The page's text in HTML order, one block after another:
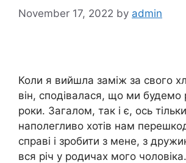
November 17, 2022 by admin
Коли я вийшла заміж за свого
він, сподівалася, що ми будемо
роки. Загалом, так і є, ось
наполегливо хотів нам
справі і зробити з мене, з
вся річ у родичах мого